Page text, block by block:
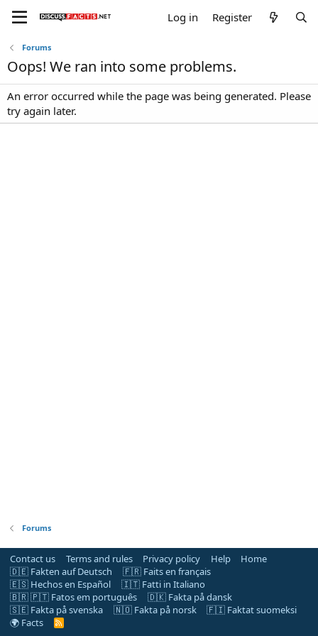
Log in Register
Forums
Oops! We ran into some problems.
An error occurred while the page was being generated. Please
try again later.
Forums
Contact us Terms and rules Privacy policy Help
Home
🇩🇪 Fakten auf Deutsch
🇫🇷 Faits en français
🇪🇸 Hechos en Español
🇮🇹 Fatti in Italiano
🇧🇷 🇵🇹 Fatos em português
🇩🇰 Fakta på dansk
🇸🇪 Fakta på svenska
🇳🇴 Fakta på norsk
🇫🇮 Faktat suomeksi
🌍 Facts
R